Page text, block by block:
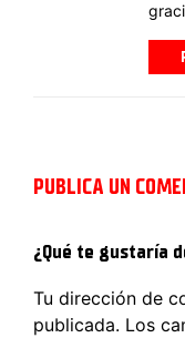
PUBLICA UN
¿Qué te gustaría
Tu dirección de
publicada. Los